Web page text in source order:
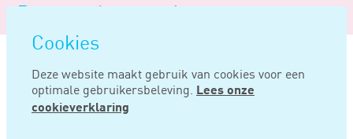
overslaan
Cookies
Deze website maakt gebruik van cookies voor een
optimale gebruikersbeleving. Lees onze
cookieverklaring
Logo
Noord
Negentig
Home Nieuws